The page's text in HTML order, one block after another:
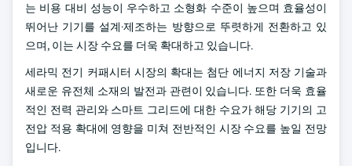
는 비용 대비 성능이 우수하고 소형화 수준이 높으며 효율성이
뛰어난 기기를 설계·제조하는 방향으로 뚜렷하게 전환하고 있
으며, 이는 시장 수요를 더욱 확대하고 있습니다.
세라믹 전기 커패시터 시장의 확대는 첨단 에너지 저장 기술과
새로운 유전체 소재의 발전과 관련이 있습니다. 또한 더욱 효율
적인 전력 관리와 스마트 그리드에 대한 수요가 해당 기기의 고
전압 적용 확대에 영향을 미쳐 전반적인 시장 수요를 높일 전망
입니다.